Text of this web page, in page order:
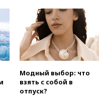
При столкновении
катера и лодки под Самарой
два человека
Движение по трассе
восстановлено
Силы ПВО перехватили
за утро 85 БПЛА над
РФ
Модный выбор: что
взять с собой в
отпуск?